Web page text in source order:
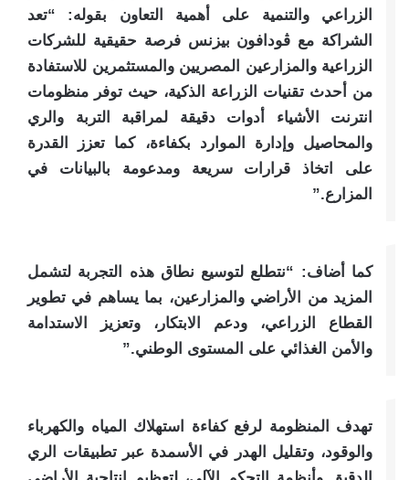
الزراعي والتنمية على أهمية التعاون بقوله: “تعد
الشراكة مع ڤودافون بيزنس فرصة حقيقية للشركات
الزراعية والمزارعين المصريين والمستثمرين للاستفادة
من أحدث تقنيات الزراعة الذكية، حيث توفر منظومات
انترنت الأشياء أدوات دقيقة لمراقبة التربة والري
والمحاصيل وإدارة الموارد بكفاءة، كما تعزز القدرة
على اتخاذ قرارات سريعة ومدعومة بالبيانات في
المزارع.”
كما أضاف: “نتطلع لتوسيع نطاق هذه التجربة لتشمل
المزيد من الأراضي والمزارعين، بما يساهم في تطوير
القطاع الزراعي، ودعم الابتكار، وتعزيز الاستدامة
والأمن الغذائي على المستوى الوطني.”
تهدف المنظومة لرفع كفاءة استهلاك المياه والكهرباء
والوقود، وتقليل الهدر في الأسمدة عبر تطبيقات الري